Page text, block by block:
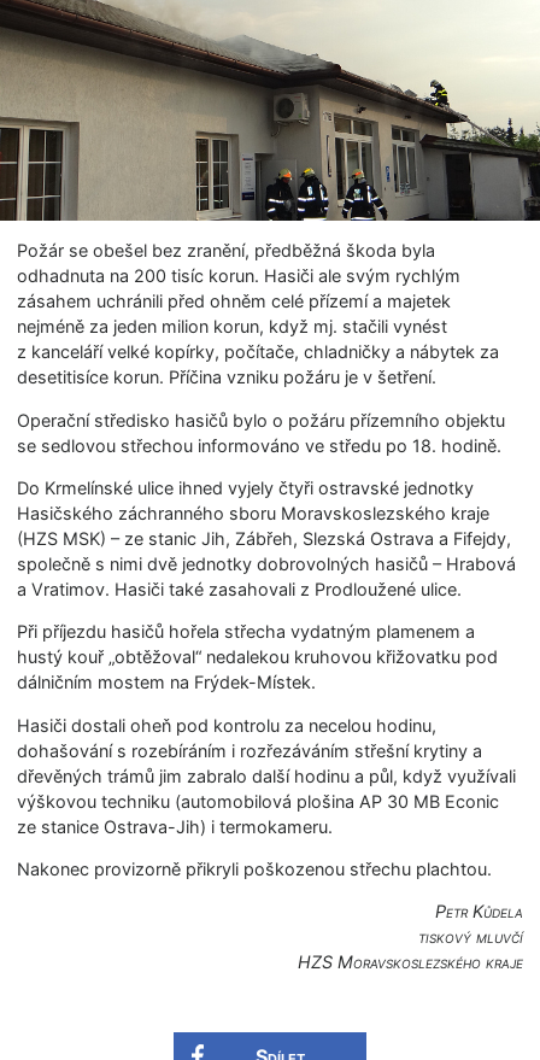
Požár se obešel bez zranění, předběžná škoda byla
odhadnuta na 200 tisíc korun. Hasiči ale svým rychlým
zásahem uchránili před ohněm celé přízemí a majetek
nejméně za jeden milion korun, když mj. stačili vynést
z kanceláří velké kopírky, počítače, chladničky a nábytek za
desetitisíce korun. Příčina vzniku požáru je v šetření.
​Operační středisko hasičů bylo o požáru přízemního objektu
se sedlovou střechou informováno ve středu po 18. hodině.
Do Krmelínské ulice ihned vyjely čtyři ostravské jednotky
Hasičského záchranného sboru Moravskoslezského kraje
(HZS MSK) – ze stanic Jih, Zábřeh, Slezská Ostrava a Fifejdy,
společně s nimi dvě jednotky dobrovolných hasičů – Hrabová
a Vratimov. Hasiči také zasahovali z Prodloužené u­lice.
​Při příjezdu hasičů hořela střecha vydatným plamenem a
hustý kouř „obtěžoval“ nedalekou kruhovou křižovatku pod
dálničním mostem na Frýdek-Místek.
Hasiči dostali oheň pod kontrolu za necelou hodinu,
dohašování s rozebíráním i rozřezáváním střešní krytiny a
dřevěných trámů jim zabralo další hodinu a půl, když využívali
výškovou techniku (automobilová plošina AP 30 MB Econic
ze stanice Ostrava-Jih) i termokameru.
Nakonec provizorně přikryli poškozenou střechu plachtou.
Petr Kůdela
tiskový mluvčí
HZS Moravskoslezské­ho kraje